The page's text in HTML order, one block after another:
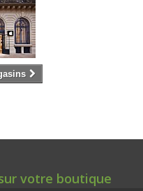
votre boutique